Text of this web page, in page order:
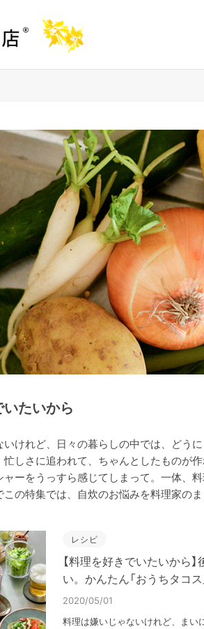
たいから
いけれど、日々の暮らしの中では、どう
忙しさに追われて、ちゃんとしたものが
ャーをうっすら感じてしまって。一体、
の特集では、自炊のお悩みを料理家のま
レシピ
【料理を好きでいたいから
い。かんたん「おうちタコス
2020/05/01
料理は嫌いじゃないけれど、まい